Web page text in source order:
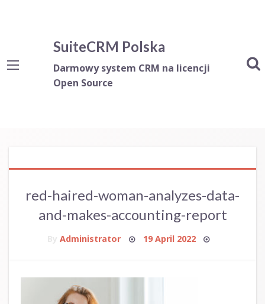
SuiteCRM Polska
Darmowy system CRM na licencji
Open Source
red-haired-woman-analyzes-data-
and-makes-accounting-report
ByAdministrator Posted
19 April 2022